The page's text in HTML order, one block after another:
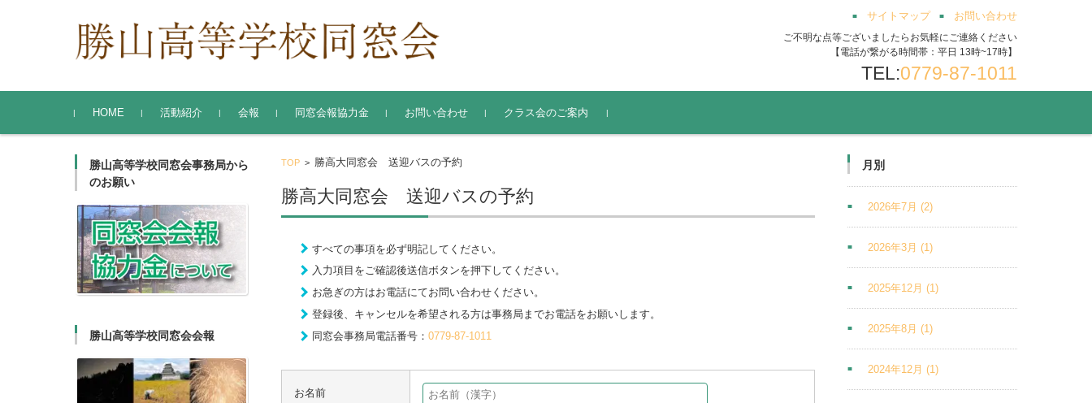
サイトマップ お問い合わせ
ご不明な点等ございましたらお気軽にご連絡ください
【電話が繋がる時間帯：平日 13時~17時】
TEL:0779-87-1011
コンテンツに移動
HOME
活動紹介 会報 同窓会報協力金 お問い合わせ クラス会のご案内
TOP > 勝高大同窓会 送迎バスの予約
勝高大同窓会 送迎バスの予約
すべての事項を必ず明記してください。
入力項目をご確認後送信ボタンを押下してください。
お急ぎの方はお電話にてお問い合わせください。
登録後、キャンセルを希望される方は事務局までお電話をお願いします。
同窓会事務局電話番号：0779-87-1011
お名前
勝山高等学校同窓会事務局から
のお願い
勝山高等学校同窓会会報
月別
2026年7月(2)
2026年3月(1)
2025年12月(1)
2025年8月(1)
2024年12月(1)